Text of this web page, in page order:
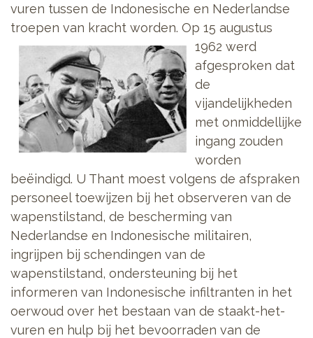
vuren tussen de Indonesische en Nederlandse
troepen van kracht worden. Op 15 augustus
1962 werd
afgesproken dat
de
vijandelijkheden
met onmiddellijke
ingang zouden
worden
beëindigd. U Thant moest volgens de afspraken
personeel toewijzen bij het observeren van de
wapenstilstand, de bescherming van
Nederlandse en Indonesische militairen,
ingrijpen bij schendingen van de
wapenstilstand, ondersteuning bij het
informeren van Indonesische infiltranten in het
oerwoud over het bestaan van de staakt-het-
vuren en hulp bij het bevoorraden van de